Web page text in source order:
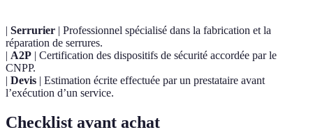
| Serrurier | Professionnel spécialisé dans la fabrication et la
réparation de serrures.
| A2P | Certification des dispositifs de sécurité accordée par le
CNPP.
| Devis | Estimation écrite effectuée par un prestataire avant
l’exécution d’un service.
Checklist avant achat